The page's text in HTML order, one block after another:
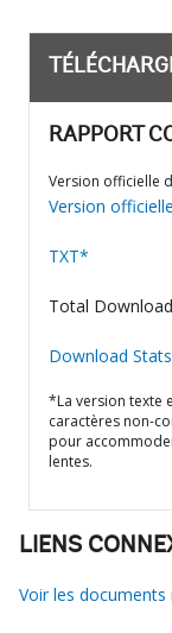
RAPPORT
Version officielle
Version
TXT*
Total
Download Stats
*La version texte
caractères non-
pour
lentes.
LIENS
Voir les